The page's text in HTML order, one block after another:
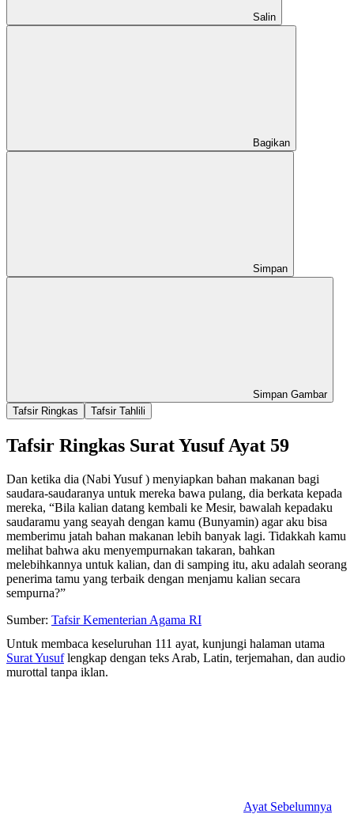
Salin
Bagikan
Simpan
Simpan Gambar
Tafsir Ringkas
Tafsir Tahlili
Tafsir Ringkas Surat Yusuf Ayat 59
Dan ketika dia (Nabi Yusuf ) menyiapkan bahan makanan bagi
saudara-saudaranya untuk mereka bawa pulang, dia berkata kepada
mereka, “Bila kalian datang kembali ke Mesir, bawalah kepadaku
saudaramu yang seayah dengan kamu (Bunyamin) agar aku bisa
memberimu jatah bahan makanan lebih banyak lagi. Tidakkah kamu
melihat bahwa aku menyempurnakan takaran, bahkan
melebihkannya untuk kalian, dan di samping itu, aku adalah seorang
penerima tamu yang terbaik dengan menjamu kalian secara
sempurna?”
Sumber: Tafsir Kementerian Agama RI
Untuk membaca keseluruhan 111 ayat, kunjungi halaman utama
Surat Yusuflengkap dengan teks Arab, Latin, terjemahan, dan audio
murottal tanpa iklan.
Ayat Sebelumnya